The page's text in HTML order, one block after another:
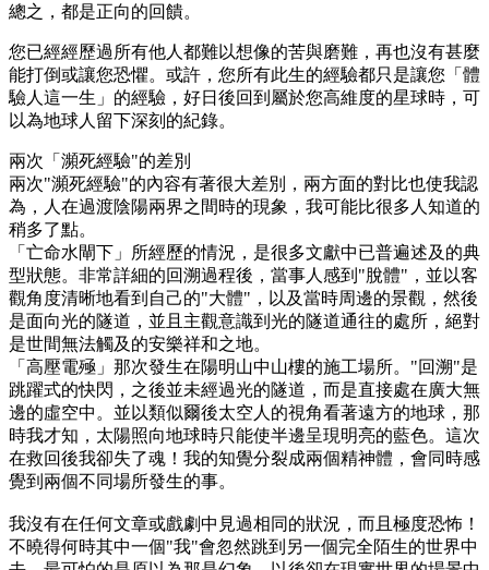
總之，都是正向的回饋。
您已經經歷過所有他人都難以想像的苦與磨難，再也沒有甚麼
能打倒或讓您恐懼。或許，您所有此生的經驗都只是讓您「體
驗人這一生」的經驗，好日後回到屬於您高維度的星球時，可
以為地球人留下深刻的紀錄。
兩次「瀕死經驗"的差別
兩次"瀕死經驗"的內容有著很大差別，兩方面的對比也使我認
為，人在過渡陰陽兩界之間時的現象，我可能比很多人知道的
稍多了點。
「亡命水閘下」所經歷的情況，是很多文獻中已普遍述及的典
型狀態。非常詳細的回溯過程後，當事人感到"脫體"，並以客
觀角度清晰地看到自己的"大體"，以及當時周邊的景觀，然後
是面向光的隧道，並且主觀意識到光的隧道通往的處所，絕對
是世間無法觸及的安樂祥和之地。
「高壓電殛」那次發生在陽明山中山樓的施工場所。"回溯"是
跳躍式的快閃，之後並未經過光的隧道，而是直接處在廣大無
邊的虛空中。並以類似爾後太空人的視角看著遠方的地球，那
時我才知，太陽照向地球時只能使半邊呈現明亮的藍色。這次
在救回後我卻失了魂！我的知覺分裂成兩個精神體，會同時感
覺到兩個不同場所發生的事。
我沒有在任何文章或戲劇中見過相同的狀況，而且極度恐怖！
不曉得何時其中一個"我"會忽然跳到另一個完全陌生的世界中